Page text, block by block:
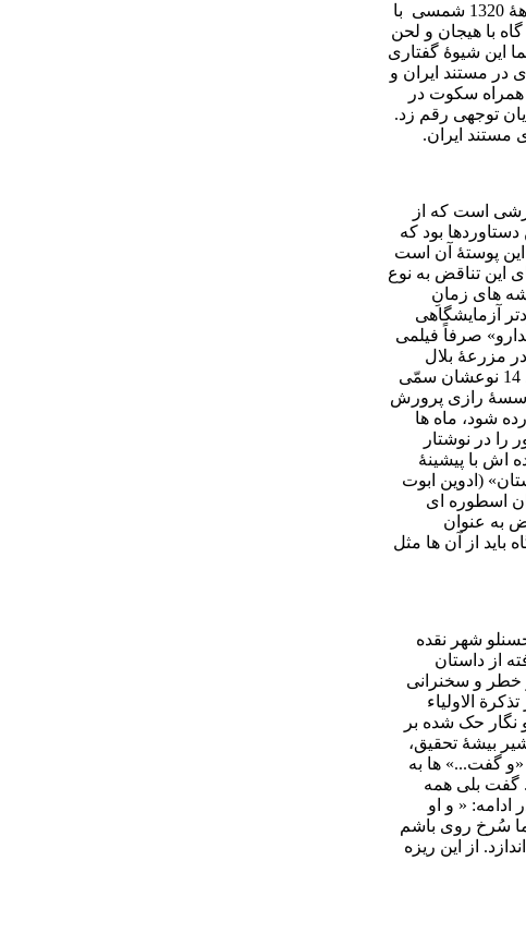
گفتار فیلم یا روایت گری (نریشن) در تاریخ سینمای مستند ایران به مثابۀ ورود هر پدیدۀ تازه ای به مرور سیر تکاملی خود را پیمود. از دهۀ 1320 شمسی با
دید. گاه با هیجان و لحن
این شیوۀ گفتاری
در مستند ایران و
همراه سکوت در
توجهی رقم زد.
است که از
بود که
پوستۀ آن است
این تناقض به نوع
های زمانِ
آزمایشگاهی
صرفاً فیلمی
مزرعۀ بلال
توسط مار سمَی آغاز شده که همچنین نقطۀ آغازی است بر نوع گفتار انور: « در ایران بیش از 50 نوع مار شناخته شده، از این همه فقط 14 نوعشان سمّی
رازی پرورش
شود، ماه ها
در نوشتار
اش با پیشینۀ
(ادوین ابوت
اسطوره ای
به عنوان
باید از آن ها مثل
شهر نقده
از داستان
خطر و سخنرانی
الاولیاء
نگار حک شده بر
بیشۀ تحقیق،
گفت...» ها به
گفت بلی همه
« و او
سُرخ روی باشم
از این ریزه